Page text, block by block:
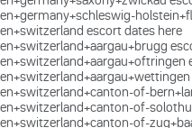
en+germany+schleswig-
en+switzerland escort dates here
en+switzerland+aargau+brugg
en+switzerland+aargau+oftringen
en+switzerland+canton-of-
en+switzerland+canton-of-
en+switzerland+canton-of-